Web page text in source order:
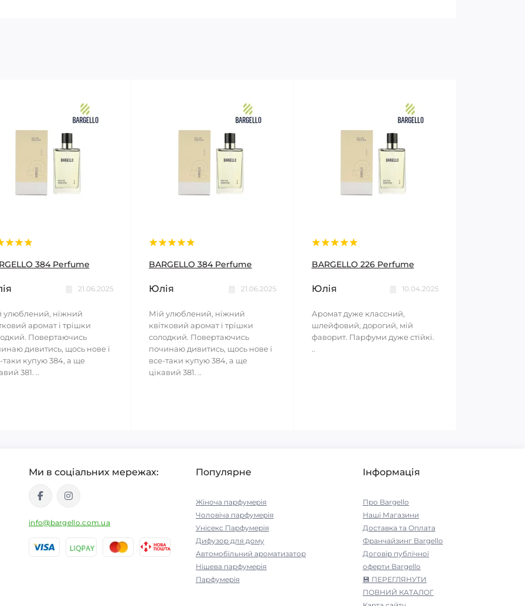
384 Perfume
21.06.2025
улюблений, ніжний
аромат і трішки
Повертаючись
дивитись, щось нове і
таки купую 384, а ще
381. ..
BARGELLO 384 Perfume
Юлія 21.06.2025
Мій улюблений, ніжний
квітковий аромат і трішки
солодкий. Повертаючись
починаю дивитись, щось нове і
все-таки купую 384, а ще
цікавий 381. ..
BARGELLO 226 Perfume
Юлія 10.04.2025
Аромат дуже классний,
шлейфовий, дорогий, мій
фаворит. Парфуми дуже стійкі.
..
Ми в соціальних мережах:
info@bargello.com.ua
Популярне
Жіноча парфумерія
Чоловіча парфумерія
Унісекс Парфумерія
Дифузор для дому
Автомобільний ароматизатор
Нішева парфумерія
Парфумерія
Інформація
Про Bargello
Наші Магазини
Доставка та Оплата
Франчайзинг Bargello
Договір публічної
оферти Bargello
💾 ПЕРЕГЛЯНУТИ
ПОВНИЙ КАТАЛОГ